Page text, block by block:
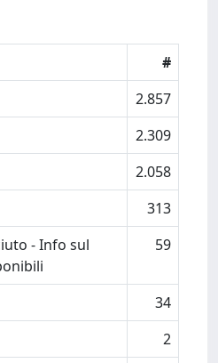
#
2.857
2.309
2.058
313
- Info sul
59
34
2